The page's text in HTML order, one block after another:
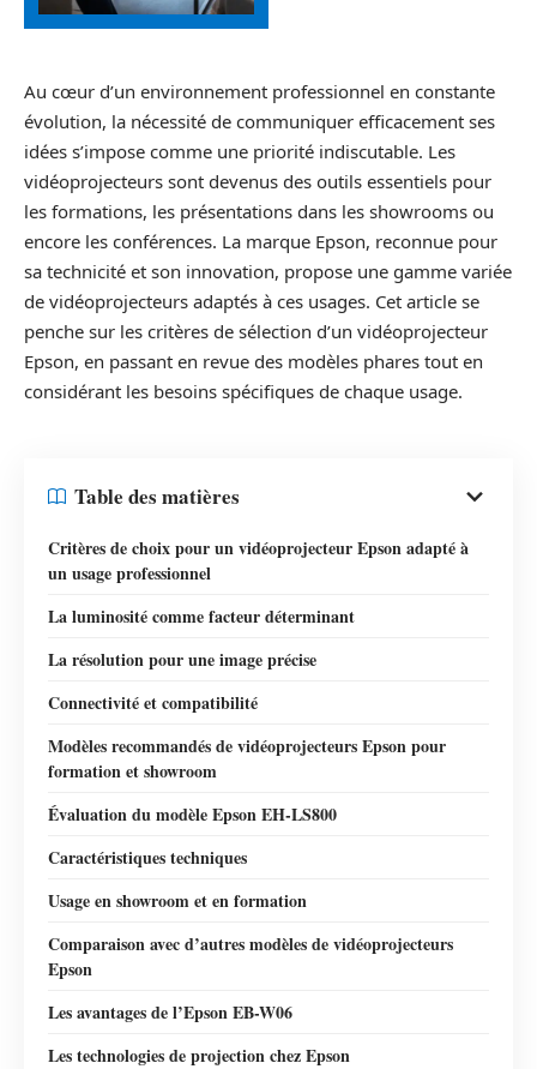
Au cœur d’un environnement professionnel en constante
évolution, la nécessité de communiquer efficacement ses
idées s’impose comme une priorité indiscutable. Les
vidéoprojecteurs sont devenus des outils essentiels pour
les formations, les présentations dans les showrooms ou
encore les conférences. La marque Epson, reconnue pour
sa technicité et son innovation, propose une gamme variée
de vidéoprojecteurs adaptés à ces usages. Cet article se
penche sur les critères de sélection d’un vidéoprojecteur
Epson, en passant en revue des modèles phares tout en
considérant les besoins spécifiques de chaque usage.
Table des matières
Critères de choix pour un vidéoprojecteur Epson adapté à
un usage professionnel
La luminosité comme facteur déterminant
La résolution pour une image précise
Connectivité et compatibilité
Modèles recommandés de vidéoprojecteurs Epson pour
formation et showroom
Évaluation du modèle Epson EH-LS800
Caractéristiques techniques
Usage en showroom et en formation
Comparaison avec d’autres modèles de vidéoprojecteurs
Epson
Les avantages de l’Epson EB-W06
Les technologies de projection chez Epson